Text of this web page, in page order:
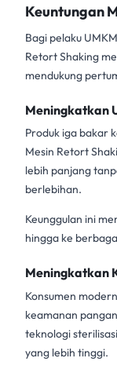
Keuntungan
Bagi pelaku
Retort Shaking
mendukung
Meningkatkan
Produk iga bakar
Mesin Retort
lebih panjang
berlebihan.
Keunggulan ini
hingga ke
Meningkatkan
Konsumen
keamanan
teknologi
yang lebih tinggi.